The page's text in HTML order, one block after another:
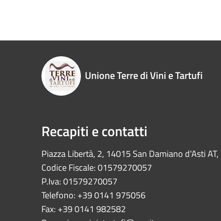
Unione Terre di Vini e Tartufi
Recapiti e contatti
Piazza Libertà, 2, 14015 San Damiano d'Asti
Codice Fiscale: 01579270057
P.Iva: 01579270057
Telefono: +39 0141 975056
Fax: +39 0141 982582